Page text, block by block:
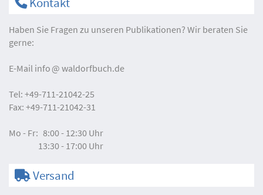
Haben Sie Fragen zu unseren Publikationen? Wir beraten Sie
gerne:
E-Mail info waldorfbuch.de
Tel: +49-711-21042-25
Fax: +49-711-21042-31
Mo - Fr: 8:00 - 12:30 Uhr
13:30 - 17:00 Uhr
Versand